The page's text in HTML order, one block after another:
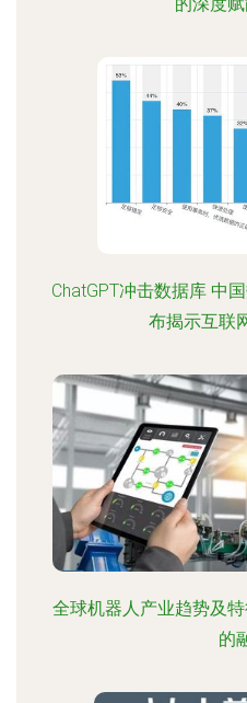
ChatGPT冲击数据库 中
布揭示互联
全球机器人产业趋势及
的